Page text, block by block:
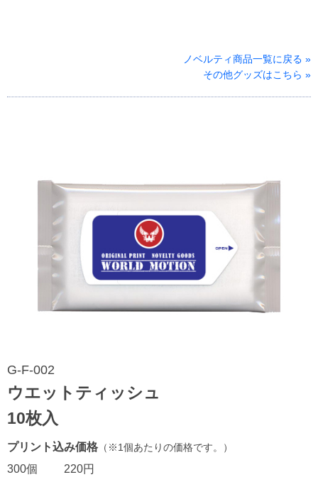
ノベルティ商品一覧に戻る »
その他グッズはこちら »
G-F-002
ウエットティッシュ
10枚入
プリント込み価格 （※1個あたりの価格です。）
300個
220円